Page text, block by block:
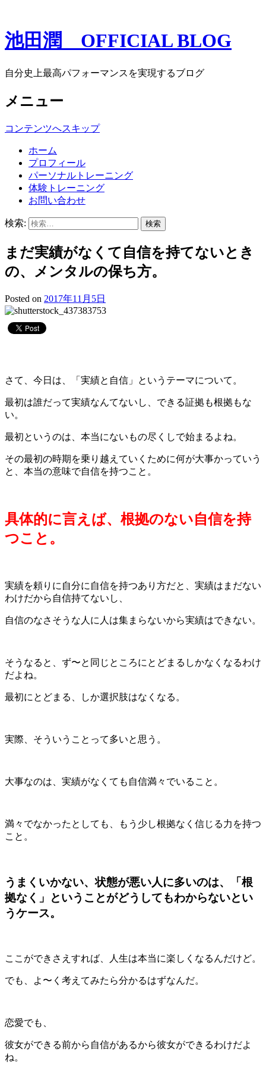
池田潤 OFFICIAL BLOG
自分史上最高パフォーマンスを実現するブログ
メニュー
コンテンツへスキップ
ホーム
プロフィール
パーソナルトレーニング
体験トレーニング
お問い合わせ
検索:
まだ実績がなくて自信を持てないとき
の、メンタルの保ち方。
Posted on 2017年11月5日
さて、今日は、「実績と自信」というテーマについて。
最初は誰だって実績なんてないし、できる証拠も根拠もな
い。
最初というのは、本当にないもの尽くしで始まるよね。
その最初の時期を乗り越えていくために何が大事かっていう
と、本当の意味で自信を持つこと。
具体的に言えば、根拠のない自信を持
つこと。
実績を頼りに自分に自信を持つあり方だと、実績はまだない
わけだから自信持てないし、
自信のなさそうな人に人は集まらないから実績はできない。
そうなると、ず〜と同じところにとどまるしかなくなるわけ
だよね。
最初にとどまる、しか選択肢はなくなる。
実際、そういうことって多いと思う。
大事なのは、実績がなくても自信満々でいること。
満々でなかったとしても、もう少し根拠なく信じる力を持つ
こと。
うまくいかない、状態が悪い人に多いのは、「根
拠なく」ということがどうしてもわからないとい
うケース。
ここができさえすれば、人生は本当に楽しくなるんだけど。
でも、よ〜く考えてみたら分かるはずなんだ。
恋愛でも、
彼女ができる前から自信があるから彼女ができるわけだよ
ね。